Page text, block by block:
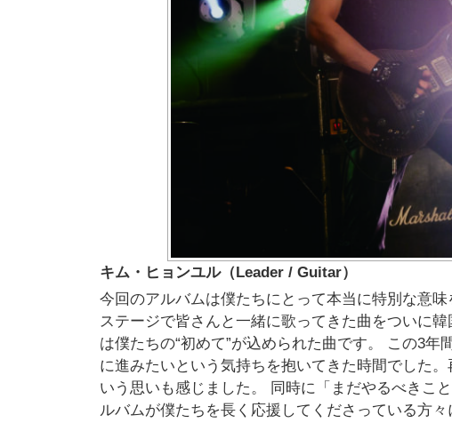
キム・ヒョンユル（Leader / Guitar）
今回のアルバムは僕たちにとって本当に特別な意
ステージで皆さんと一緒に歌ってきた曲をついに
は僕たちの“初めて”が込められた曲です。 この3
に進みたいという気持ちを抱いてきた時間でした
いう思いも感じました。 同時に「まだやるべきこ
ルバムが僕たちを長く応援してくださっている方